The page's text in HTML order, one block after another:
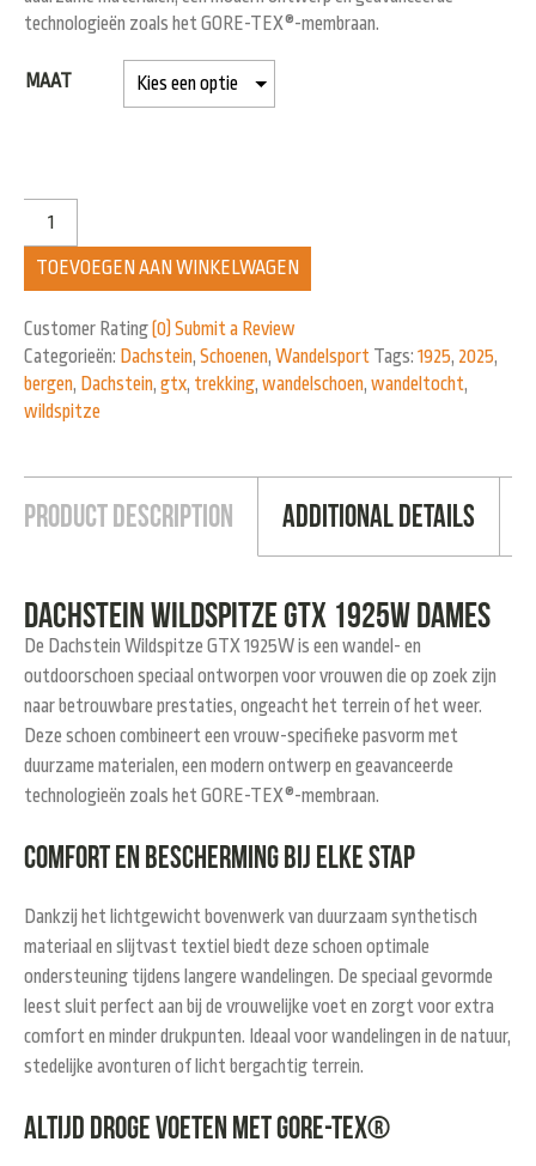
technologieën zoals hetGORE-TEX®-membraan.
MAAT
TOEVOEGEN AAN WINKELWAGEN
Customer Rating(0) Submit a Review
Categorieën: Dachstein, Schoenen, Wandelsport Tags: 1925, 2025,
bergen, Dachstein, gtx, trekking, wandelschoen, wandeltocht,
wildspitze
Product Description Additional Details
Dachstein Wildspitze GTX 1925W Dames
De Dachstein Wildspitze GTX 1925Wis een wandel- en
outdoorschoen speciaal ontworpen voor vrouwen die op zoek zijn
naar betrouwbare prestaties, ongeacht het terrein of het weer.
Deze schoen combineert een vrouw-specifieke pasvorm met
duurzame materialen, een modern ontwerp en geavanceerde
technologieën zoals hetGORE-TEX®-membraan.
Comfort en bescherming bij elke stap
Dankzij het lichtgewicht bovenwerkvan duurzaam synthetisch
materiaal en slijtvast textiel biedt deze schoen optimale
ondersteuning tijdens langere wandelingen. De speciaal gevormde
leestsluit perfect aan bij de vrouwelijke voet en zorgt voor extra
comfort en minder drukpunten. Ideaal voor wandelingen in de natuur,
stedelijke avonturen of licht bergachtig terrein.
Altijd droge voeten met GORE-TEX®